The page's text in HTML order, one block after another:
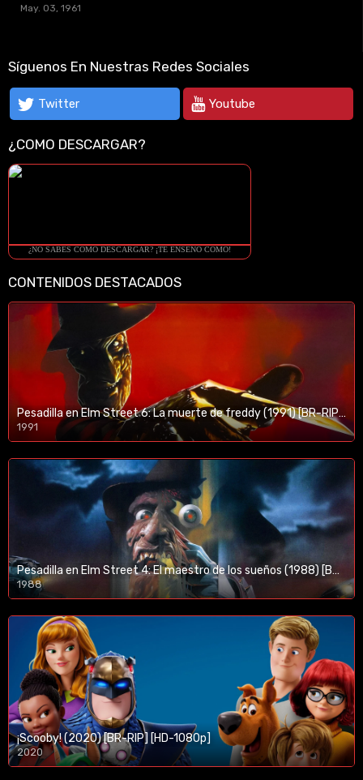
May. 03, 1961
Síguenos En Nuestras Redes Sociales
Twitter Youtube
¿COMO DESCARGAR?
¿NO SABES COMO DESCARGAR? ¡TE ENSEÑO COMO!
CONTENIDOS DESTACADOS
Pesadilla en Elm Street 6: La muerte de freddy (1991) [BR-RIP] [HD-1080p]
1991
Pesadilla en Elm Street 4: El maestro de los sueños (1988) [BR-RIP] [HD-1080p]
1988
¡Scooby! (2020) [BR-RIP] [HD-1080p]
2020
1080p/720p